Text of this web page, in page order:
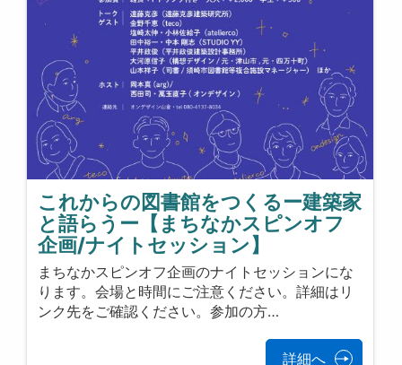
これからの図書館をつくるー建築家
と語らうー【まちなかスピンオフ
企画/ナイトセッション】
まちなかスピンオフ企画のナイトセッションにな
ります。会場と時間にご注意ください。詳細はリ
ンク先をご確認ください。参加の方…
詳細へ